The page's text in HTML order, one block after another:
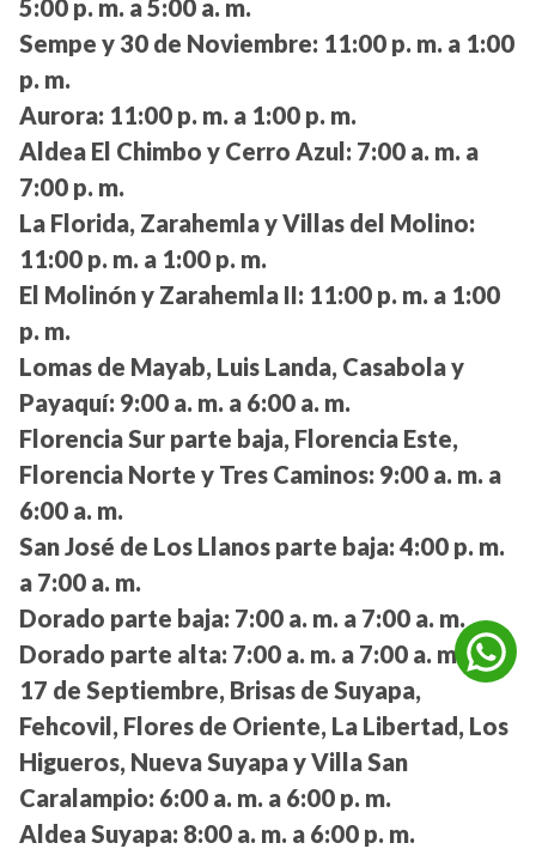
5:00 p. m. a 5:00 a. m.
Sempe y 30 de Noviembre: 11:00 p. m. a 1:00
p. m.
Aurora: 11:00 p. m. a 1:00 p. m.
Aldea El Chimbo y Cerro Azul: 7:00 a. m. a
7:00 p. m.
La Florida, Zarahemla y Villas del Molino:
11:00 p. m. a 1:00 p. m.
El Molinón y Zarahemla II: 11:00 p. m. a 1:00
p. m.
Lomas de Mayab, Luis Landa, Casabola y
Payaquí: 9:00 a. m. a 6:00 a. m.
Florencia Sur parte baja, Florencia Este,
Florencia Norte y Tres Caminos: 9:00 a. m. a
6:00 a. m.
San José de Los Llanos parte baja: 4:00 p. m.
a 7:00 a. m.
Dorado parte baja: 7:00 a. m. a 7:00 a. m.
Dorado parte alta: 7:00 a. m. a 7:00 a. m.
17 de Septiembre, Brisas de Suyapa,
Fehcovil, Flores de Oriente, La Libertad, Los
Higueros, Nueva Suyapa y Villa San
Caralampio: 6:00 a. m. a 6:00 p. m.
Aldea Suyapa: 8:00 a. m. a 6:00 p. m.